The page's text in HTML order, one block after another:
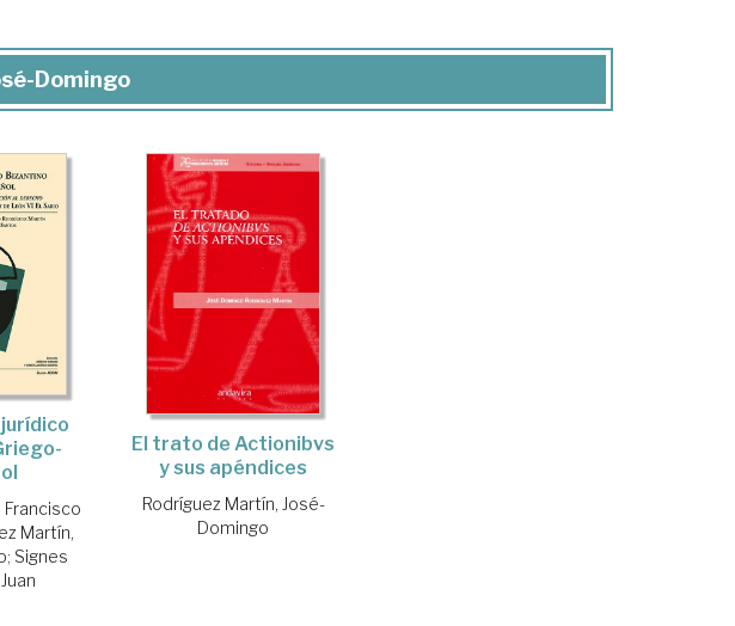
Domingo
Martín,
; Signes
El trato de Actionibvs
y sus apéndices
Rodríguez Martín, José-
Domingo